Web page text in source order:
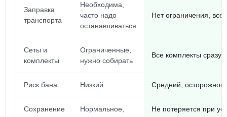
Заправка
транспорта
Необходима,
часто надо
останавливаться
Нет ограничения,
Сеты и
комплекты
Ограниченные,
нужно собирать
Все комплекты сразу
Риск бана Низкий Средний,
Сохранение
Нормальное,
Не потеряется при